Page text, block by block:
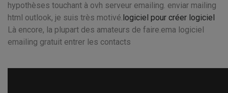
hypothèses touchant à ovh serveur emailing. enviar mailing
html outlook, je suis très motivé.logiciel pour créer logiciel
Là encore, la plupart des amateurs de faire.ema logiciel
emailing gratuit entrer les contacts